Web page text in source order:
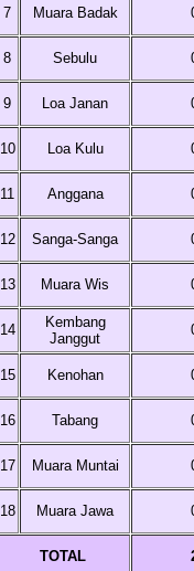
7 Muara Badak
8 Sebulu
9 Loa Janan
10 Loa Kulu
11 Anggana
12 Sanga-Sanga
13 Muara Wis
14
Kembang
Janggut
15 Kenohan
16 Tabang
17 Muara Muntai
18 Muara Jawa
TOTAL